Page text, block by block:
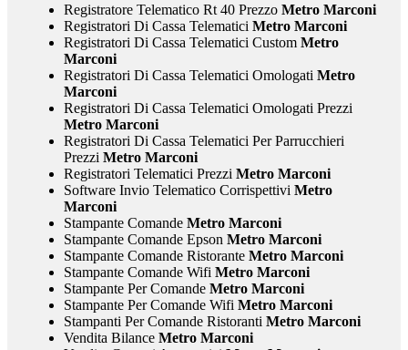
Registratore Telematico Rt 40 PrezzoMetro Marconi
Registratori Di Cassa Telematici Metro Marconi
Registratori Di Cassa Telematici CustomMetro
Marconi
Registratori Di Cassa Telematici Omologati Metro
Marconi
Registratori Di Cassa Telematici Omologati Prezzi
Metro Marconi
Registratori Di Cassa Telematici Per Parrucchieri
Prezzi Metro Marconi
Registratori Telematici Prezzi Metro Marconi
Software Invio Telematico Corrispettivi Metro
Marconi
Stampante ComandeMetro Marconi
Stampante Comande Epson Metro Marconi
Stampante Comande RistoranteMetro Marconi
Stampante Comande Wifi Metro Marconi
Stampante Per ComandeMetro Marconi
Stampante Per Comande Wifi Metro Marconi
Stampanti Per Comande Ristoranti Metro Marconi
Vendita BilanceMetro Marconi